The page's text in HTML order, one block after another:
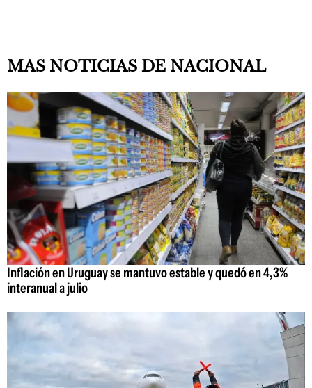
MAS NOTICIAS DE NACIONAL
Inflación en Uruguay se mantuvo estable y quedó en 4,3%
interanual a julio